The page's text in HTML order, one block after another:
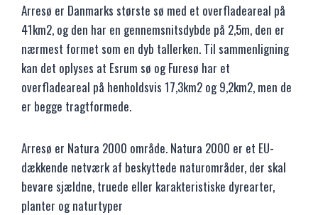
Arresø er Danmarks største sø med et overfladeareal på
41km2, og den har en gennemsnitsdybde på 2,5m, den er
nærmest formet som en dyb tallerken. Til sammenligning
kan det oplyses at Esrum sø og Furesø har et
overfladeareal på henholdsvis 17,3km2 og 9,2km2, men de
er begge tragtformede.
Arresø er Natura 2000 område. Natura 2000 er et EU-
dækkende netværk af beskyttede naturområder, der skal
bevare sjældne, truede eller karakteristiske dyrearter,
planter og naturtyper